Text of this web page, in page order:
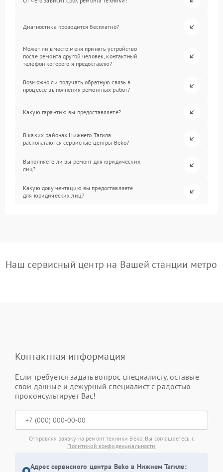
Диагностика проводится бесплатно?
Может ли вместо меня принять устройство
после ремонта другой человек, контактный
телефон которого я предоставлю?
Возможно ли получать обратную связь в
процессе выполнения ремонтных работ?
Какую гарантию вы предоставляете?
В каких районах Нижнего Тагила
располагаются сервисные центры Beko?
Выполняете ли вы ремонт для юридических
лиц?
Какую документацию вы предоставляете
для юридических лиц?
Наш сервисный центр на Вашей станции метро
Контактная информация
Если требуется задать вопрос специалисту, оставьте
свои данные и дежурный специалист с радостью
проконсультирует Вас!
Отправляя заявку на ремонт техники Beko, Вы соглашаетесь с
Политикой конфиденциальности
Адрес сервисного центра Beko в Нижнем Тагиле: